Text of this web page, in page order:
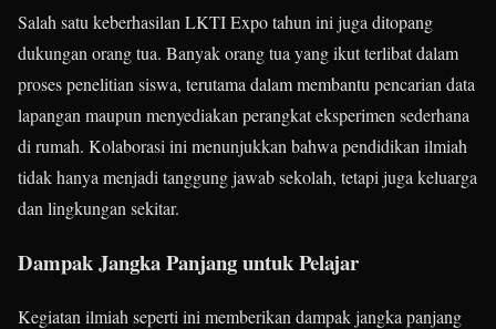
Salah satu keberhasilan LKTI Expo tahun ini juga ditopang
dukungan orang tua. Banyak orang tua yang ikut terlibat dalam
proses penelitian siswa, terutama dalam membantu pencarian data
lapangan maupun menyediakan perangkat eksperimen sederhana
di rumah. Kolaborasi ini menunjukkan bahwa pendidikan ilmiah
tidak hanya menjadi tanggung jawab sekolah, tetapi juga keluarga
dan lingkungan sekitar.
Dampak Jangka Panjang untuk Pelajar
Kegiatan ilmiah seperti ini memberikan dampak jangka panjang